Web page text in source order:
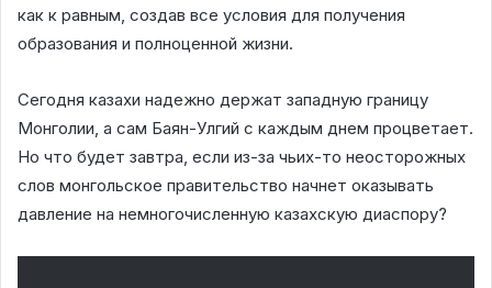
как к равным, создав все условия для получения
образования и полноценной жизни.
Сегодня казахи надежно держат западную границу
Монголии, а сам Баян-Улгий с каждым днем процветает.
Но что будет завтра, если из-за чьих-то неосторожных
слов монгольское правительство начнет оказывать
давление на немногочисленную казахскую диаспору?